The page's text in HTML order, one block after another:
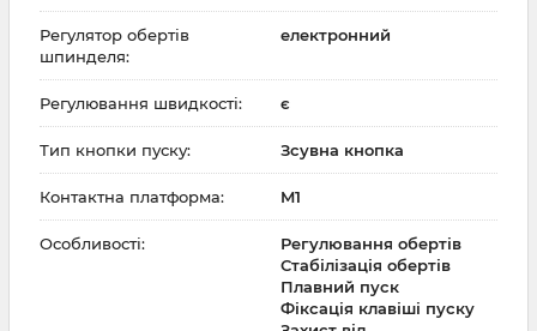
Регулятор обертів
шпинделя:
електронний
Регулювання швидкості: є
Тип кнопки пуску: Зсувна кнопка
Контактна платформа: M1
Особливості:
Регулювання обертів
Стабілізація обертів
Плавний пуск
Фіксація клавіші пуску